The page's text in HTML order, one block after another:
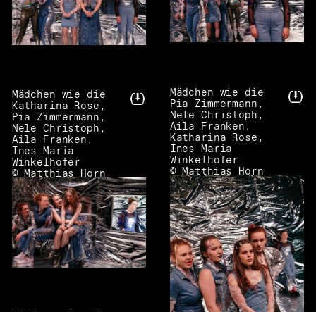
Mädchen wie die
Katharina Rose,
Pia Zimmermann,
Nele Christoph,
Aila Franken,
Ines Maria
Winkelhofer
© Matthias Horn
Mädchen wie die
Pia Zimmermann,
Nele Christoph,
Aila Franken,
Katharina Rose,
Ines Maria
Winkelhofer
© Matthias Horn